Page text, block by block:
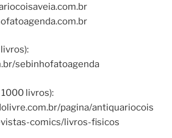
sebinhofatoagenda
livros):
pagina/antiquariocois
comics/livros-fisicos